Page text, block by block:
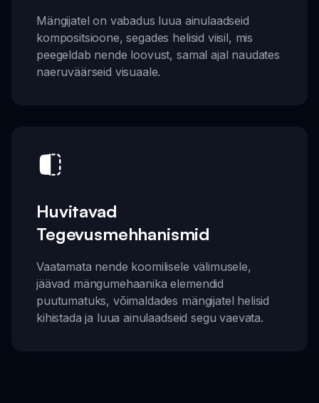
Mängijatel on vabadus luua ainulaadseid
kompositsioone, segades helisid viisil, mis
peegeldab nende loovust, samal ajal naudates
naeruväärseid visuaale.
Huvitavad
Tegevusmehhanismid
Vaatamata nende koomilisele välimusele,
jäävad mängumehaanika elemendid
puutumatuks, võimaldades mängijatel helisid
kihistada ja luua ainulaadseid segu vaevata.